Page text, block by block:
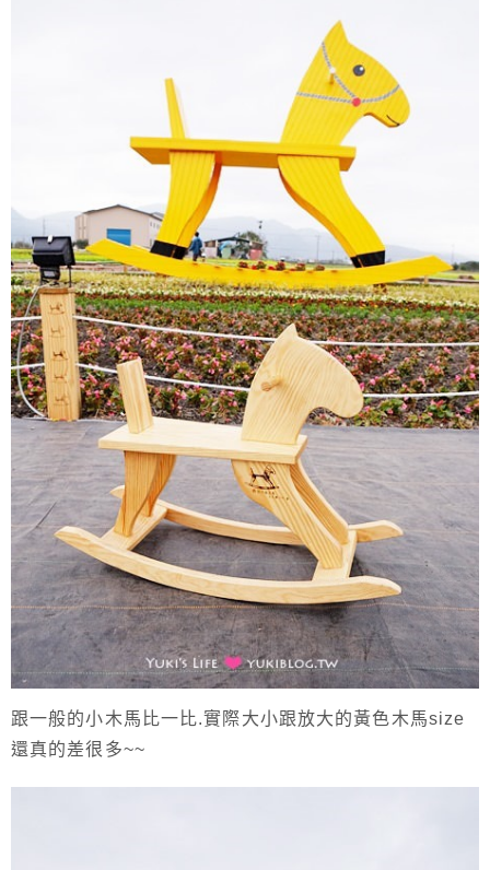
跟一般的小木馬比一比.實際大小跟放大的黃色木馬size
還真的差很多~~